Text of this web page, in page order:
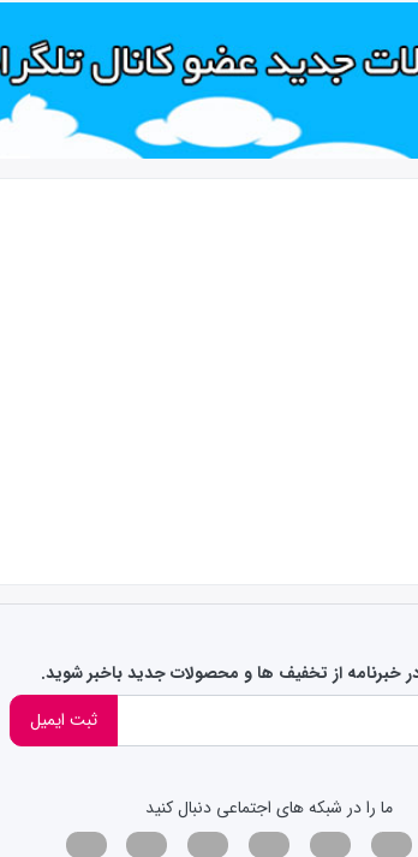
خبرنامه از تخفیف ها و محصولات جدید باخبر شوید.
ثبت ایمیل
ما را در شبکه های اجتماعی دنبال کنید